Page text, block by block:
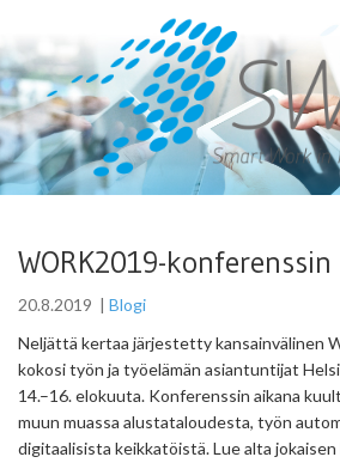
WORK2019-
20.8.2019 | Blogi
Neljättä kertaa järjestetty kansainvälinen
kokosi työn ja työelämän asiantuntijat
14.–16. elokuuta. Konferenssin aikana
muun muassa alustataloudesta, työn
digitaalisista keikkatöistä. Lue alta